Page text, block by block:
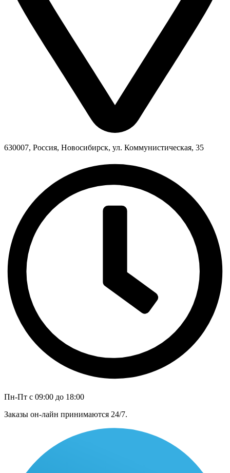
630007, Россия, Новосибирск, ул. Коммунистическая, 35
Пн-Пт с 09:00 до 18:00
Заказы он-лайн принимаются 24/7.